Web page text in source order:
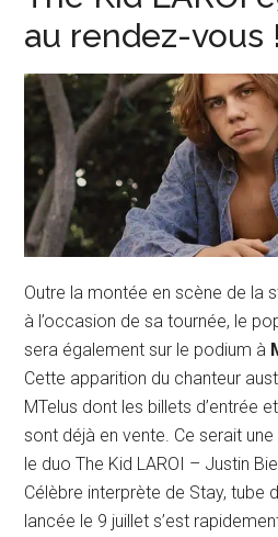
au rendez-vous !
Outre la montée en scène de la
à l’occasion de sa tournée, le
sera également sur le podium à
Cette apparition du chanteur
MTelus dont les billets d’entrée
sont déjà en vente. Ce serait
le duo The Kid LAROI – Justin
Célèbre interprète de Stay, tube
lancée le 9 juillet s’est